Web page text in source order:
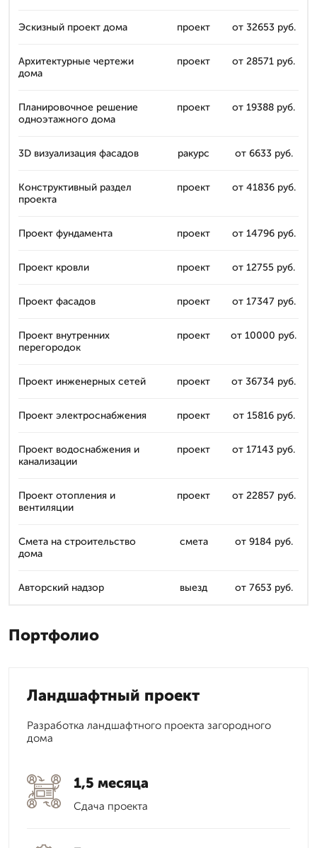
Эскизный проект дома проект от 32653 руб.
Архитектурные чертежи
дома
проект от 28571 руб.
Планировочное решение
одноэтажного дома
проект от 19388 руб.
3D визуализация фасадов ракурс от 6633 руб.
Конструктивный раздел
проекта
проект от 41836 руб.
Проект фундамента проект от 14796 руб.
Проект кровли проект от 12755 руб.
Проект фасадов проект от 17347 руб.
Проект внутренних
перегородок
проект от 10000 руб.
Проект инженерных сетей проект от 36734 руб.
Проект электроснабжения проект от 15816 руб.
Проект водоснабжения и
канализации
проект от 17143 руб.
Проект отопления и
вентиляции
проект от 22857 руб.
Смета на строительство
дома
смета от 9184 руб.
Авторский надзор выезд от 7653 руб.
Портфолио
Ландшафтный проект
Разработка ландшафтного проекта загородного
дома
1,5 месяца
Сдача проекта